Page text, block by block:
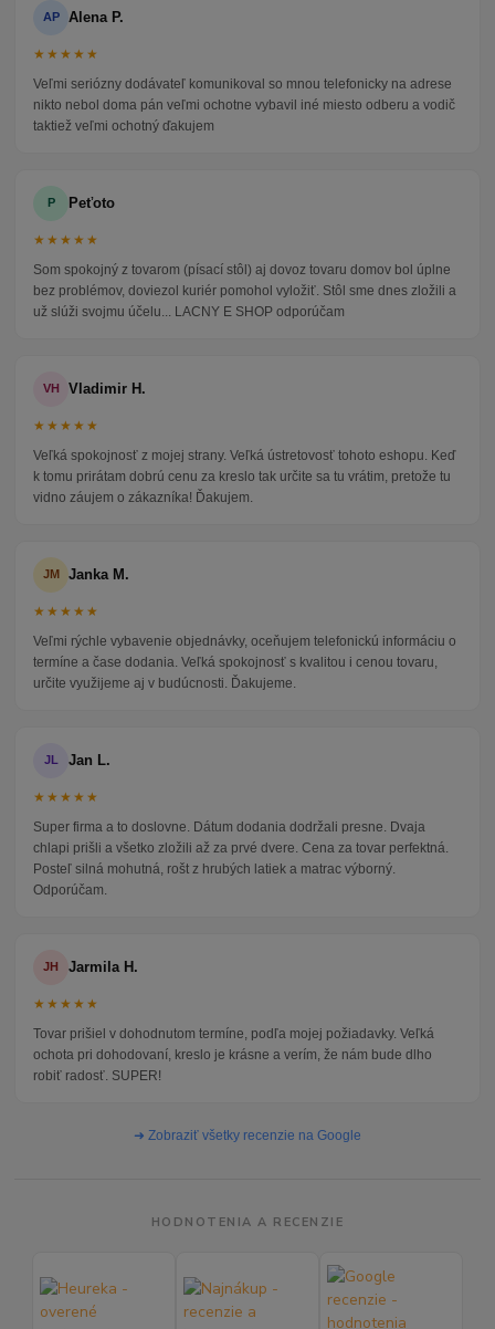
AP Alena P.
★★★★★
Veľmi seriózny dodávateľ komunikoval so mnou telefonicky na adrese
nikto nebol doma pán veľmi ochotne vybavil iné miesto odberu a vodič
taktiež veľmi ochotný ďakujem
P Peťoto
★★★★★
Som spokojný z tovarom (písací stôl) aj dovoz tovaru domov bol úplne
bez problémov, doviezol kuriér pomohol vyložiť. Stôl sme dnes zložili a
už slúži svojmu účelu... LACNY E SHOP odporúčam
VH Vladimir H.
★★★★★
Veľká spokojnosť z mojej strany. Veľká ústretovosť tohoto eshopu. Keď
k tomu prirátam dobrú cenu za kreslo tak určite sa tu vrátim, pretože tu
vidno záujem o zákazníka! Ďakujem.
JM Janka M.
★★★★★
Veľmi rýchle vybavenie objednávky, oceňujem telefonickú informáciu o
termíne a čase dodania. Veľká spokojnosť s kvalitou i cenou tovaru,
určite využijeme aj v budúcnosti. Ďakujeme.
JL Jan L.
★★★★★
Super firma a to doslovne. Dátum dodania dodržali presne. Dvaja
chlapi prišli a všetko zložili až za prvé dvere. Cena za tovar perfektná.
Posteľ silná mohutná, rošt z hrubých latiek a matrac výborný.
Odporúčam.
JH Jarmila H.
★★★★★
Tovar prišiel v dohodnutom termíne, podľa mojej požiadavky. Veľká
ochota pri dohodovaní, kreslo je krásne a verím, že nám bude dlho
robiť radosť. SUPER!
➜ Zobraziť všetky recenzie na Google
HODNOTENIA A RECENZIE